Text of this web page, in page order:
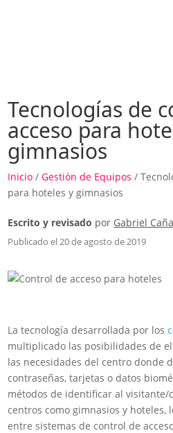
Tecnologías de
acceso para
gimnasios
Inicio /Gestión de Equipos /
para hoteles y gimnasios
Escrito y revisado por Gabriel
Publicado el 20 de agosto de 2019
La tecnología desarrollada por los
multiplicado las posibilidades de
las necesidades del centro donde
contraseñas, tarjetas o datos
métodos de identificar al visitante/
centros como gimnasios y
entre sistemas de control de